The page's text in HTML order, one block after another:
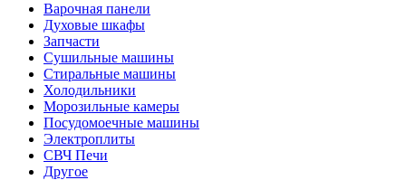
Варочная панели
Духовые шкафы
Запчасти
Сушильные машины
Стиральные машины
Холодильники
Морозильные камеры
Посудомоечные машины
Электроплиты
СВЧ Печи
Другое